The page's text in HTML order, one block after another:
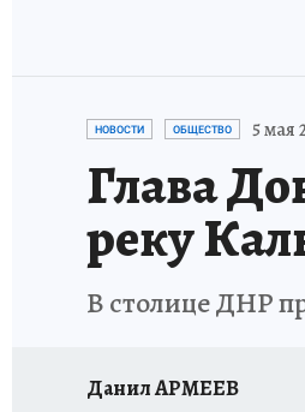
НОВОСТИ ОБЩЕСТВО 5 мая
Глава
реку
В столице ДНР
Данил АРМЕЕВ